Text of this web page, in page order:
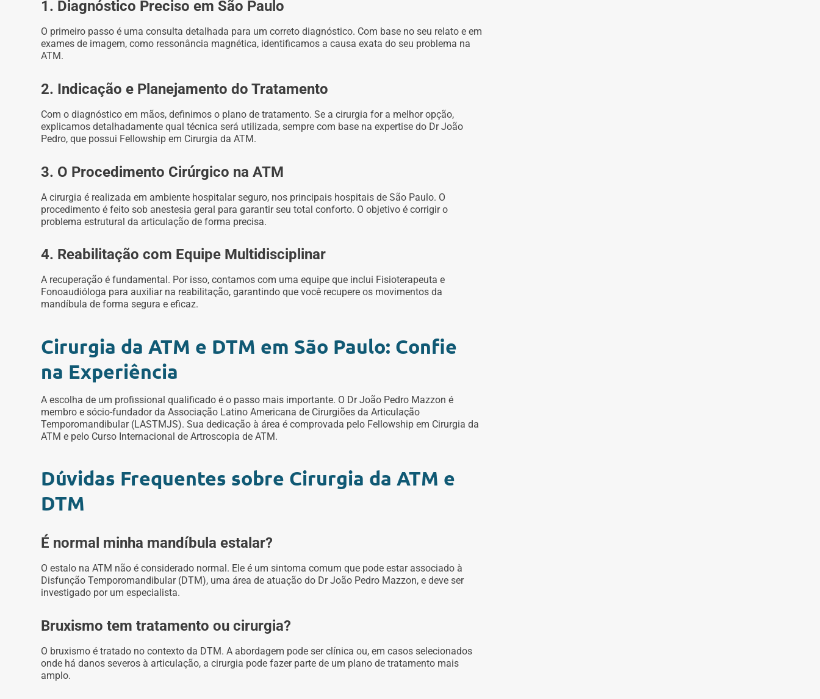
1. Diagnóstico Preciso em São Paulo
O primeiro passo é uma consulta detalhada para um correto diagnóstico. Com base no seu relato e em
exames de imagem, como ressonância magnética, identificamos a causa exata do seu problema na
ATM.
2. Indicação e Planejamento do Tratamento
Com o diagnóstico em mãos, definimos o plano de tratamento. Se a cirurgia for a melhor opção,
explicamos detalhadamente qual técnica será utilizada, sempre com base na expertise do Dr João
Pedro, que possui Fellowship em Cirurgia da ATM.
3. O Procedimento Cirúrgico na ATM
A cirurgia é realizada em ambiente hospitalar seguro, nos principais hospitais de São Paulo. O
procedimento é feito sob anestesia geral para garantir seu total conforto. O objetivo é corrigir o
problema estrutural da articulação de forma precisa.
4. Reabilitação com Equipe Multidisciplinar
A recuperação é fundamental. Por isso, contamos com uma equipe que inclui Fisioterapeuta e
Fonoaudióloga para auxiliar na reabilitação, garantindo que você recupere os movimentos da
mandíbula de forma segura e eficaz.
Cirurgia da ATM e DTM em São Paulo: Confie
na Experiência
A escolha de um profissional qualificado é o passo mais importante. O Dr João Pedro Mazzon é
membro e sócio-fundador da Associação Latino Americana de Cirurgiões da Articulação
Temporomandibular (LASTMJS). Sua dedicação à área é comprovada pelo Fellowship em Cirurgia da
ATM e pelo Curso Internacional de Artroscopia de ATM.
Dúvidas Frequentes sobre Cirurgia da ATM e
DTM
É normal minha mandíbula estalar?
O estalo na ATM não é considerado normal. Ele é um sintoma comum que pode estar associado à
Disfunção Temporomandibular (DTM), uma área de atuação do Dr João Pedro Mazzon, e deve ser
investigado por um especialista.
Bruxismo tem tratamento ou cirurgia?
O bruxismo é tratado no contexto da DTM. A abordagem pode ser clínica ou, em casos selecionados
onde há danos severos à articulação, a cirurgia pode fazer parte de um plano de tratamento mais
amplo.